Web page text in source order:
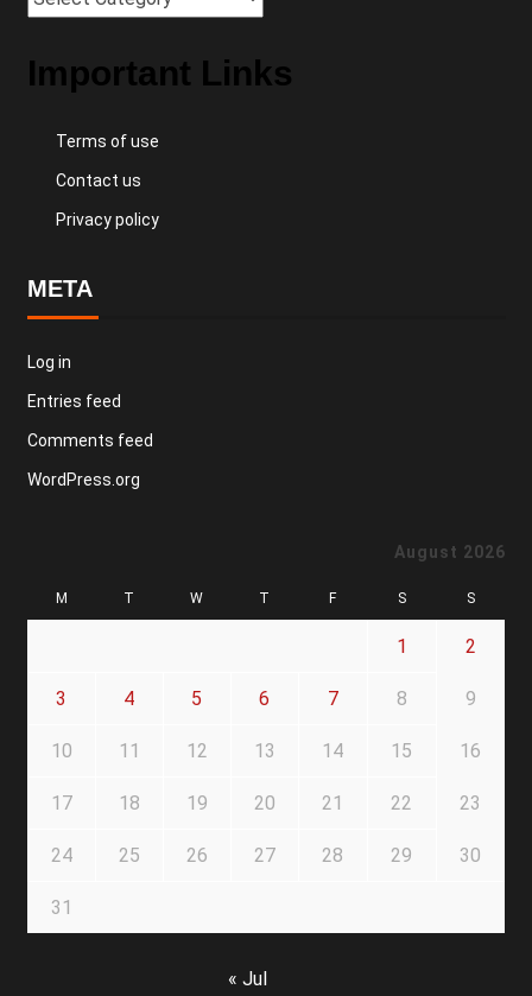
Important Links
Terms of use
Contact us
Privacy policy
META
Log in
Entries feed
Comments feed
WordPress.org
August 2026
M T W T F S S
1 2
3 4 5 6 7 8 9
10 11 12 13 14 15 16
17 18 19 20 21 22 23
24 25 26 27 28 29 30
31
« Jul